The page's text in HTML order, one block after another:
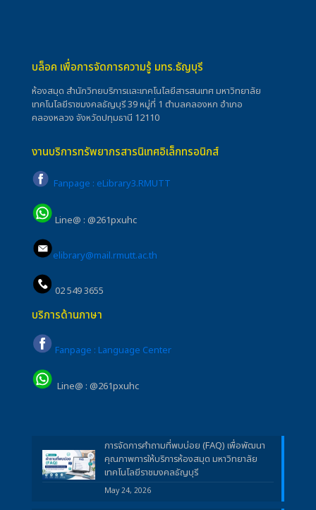
บล็อค เพื่อการจัดการความรู้ มทร.ธัญบุรี
ห้องสมุด สำนักวิทยบริการและเทคโนโลยีสารสนเทศ มหาวิทยาลัย
เทคโนโลยีราชมงคลธัญบุรี 39 หมู่ที่ 1 ตำบลคลองหก อำเภอ
คลองหลวง จังหวัดปทุมธานี 12110
งานบริการทรัพยากรสารนิเทศอิเล็กทรอนิกส์
Fanpage : eLibrary3.RMUTT
Line@ : @261pxuhc
elibrary@mail.rmutt.ac.th
02 549 3655
บริการด้านภาษา
Fanpage : Language Center
Line@ : @261pxuhc
การจัดการคำถามที่พบบ่อย (FAQ) เพื่อพัฒนา
คุณภาพการให้บริการห้องสมุด มหาวิทยาลัย
เทคโนโลยีราชมงคลธัญบุรี
May 24, 2026